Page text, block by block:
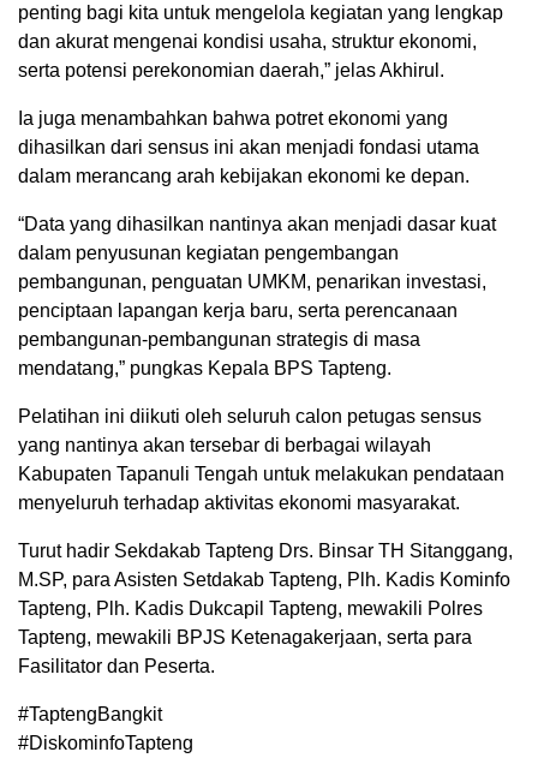
penting bagi kita untuk mengelola kegiatan yang lengkap
dan akurat mengenai kondisi usaha, struktur ekonomi,
serta potensi perekonomian daerah,” jelas Akhirul.
Ia juga menambahkan bahwa potret ekonomi yang
dihasilkan dari sensus ini akan menjadi fondasi utama
dalam merancang arah kebijakan ekonomi ke depan.
“Data yang dihasilkan nantinya akan menjadi dasar kuat
dalam penyusunan kegiatan pengembangan
pembangunan, penguatan UMKM, penarikan investasi,
penciptaan lapangan kerja baru, serta perencanaan
pembangunan-pembangunan strategis di masa
mendatang,” pungkas Kepala BPS Tapteng.
Pelatihan ini diikuti oleh seluruh calon petugas sensus
yang nantinya akan tersebar di berbagai wilayah
Kabupaten Tapanuli Tengah untuk melakukan pendataan
menyeluruh terhadap aktivitas ekonomi masyarakat.
Turut hadir Sekdakab Tapteng Drs. Binsar TH Sitanggang,
M.SP, para Asisten Setdakab Tapteng, Plh. Kadis Kominfo
Tapteng, Plh. Kadis Dukcapil Tapteng, mewakili Polres
Tapteng, mewakili BPJS Ketenagakerjaan, serta para
Fasilitator dan Peserta.
#TaptengBangkit
#DiskominfoTapteng